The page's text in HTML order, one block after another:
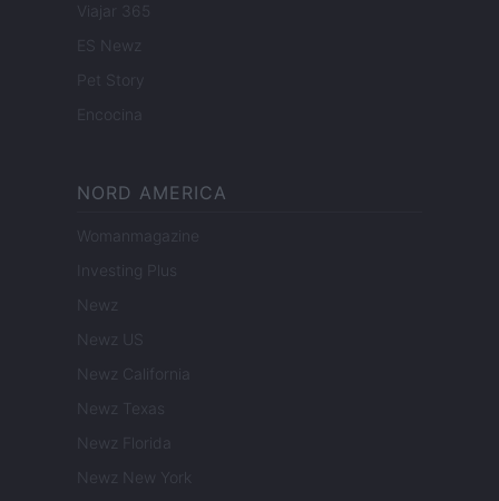
Viajar 365
ES Newz
Pet Story
Encocina
NORD AMERICA
Womanmagazine
Investing Plus
Newz
Newz US
Newz California
Newz Texas
Newz Florida
Newz New York